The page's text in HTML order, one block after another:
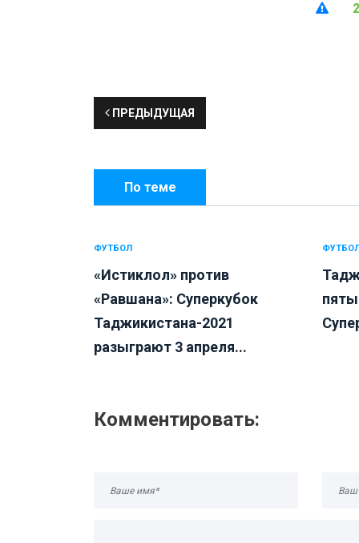
2
ПРЕДЫДУЩАЯ
По теме
ФУТБОЛ
«Истиклол» против
«Равшана»: Суперкубок
Таджикистана-2021
разыграют 3 апреля...
ФУТБОЛ
Комментировать: